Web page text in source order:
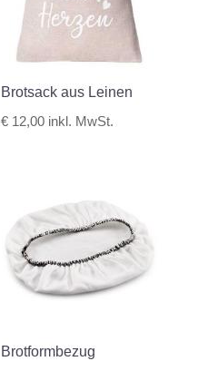
Brotsack aus Leinen
€ 12,00 inkl. MwSt.
Brotformbezug